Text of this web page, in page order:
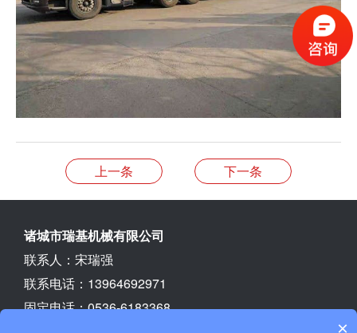
上一条 下一条
诸城市瑞基机械有限公司
联系人：宋瑞强
联系电话：13964692971
固定电话：0536-6183368
×